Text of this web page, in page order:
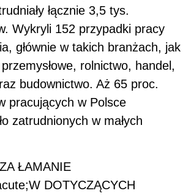
łącznie 3,5 tys.
Wykryli 152 przypadki pracy
głównie w takich branżach, jak
rolnictwo, handel,
budownictwo. Aż 65 proc.
pracujących w Polsce
zatrudnionych w małych
ŁAMANIE
DOTYCZĄCYCH